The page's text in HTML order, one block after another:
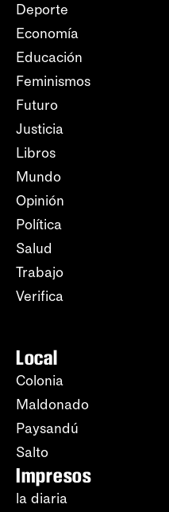
Deporte
Economía
Educación
Feminismos
Futuro
Justicia
Libros
Mundo
Opinión
Política
Salud
Trabajo
Verifica
Local
Colonia
Maldonado
Paysandú
Salto
Impresos
la diaria